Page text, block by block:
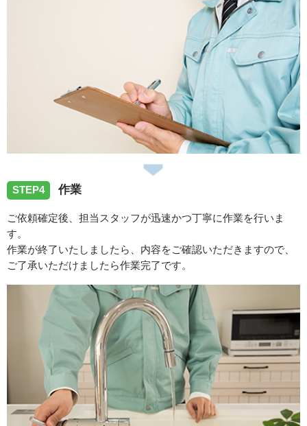
スタッフの修理報告や事例の一覧はこちら
STEP4 作業
ご依頼確定後、担当スタッフが迅速かつ丁寧に作業を行いま
す。
作業が終了いたしましたら、内容をご確認いただきますので、
ご了承いただけましたら作業完了です。